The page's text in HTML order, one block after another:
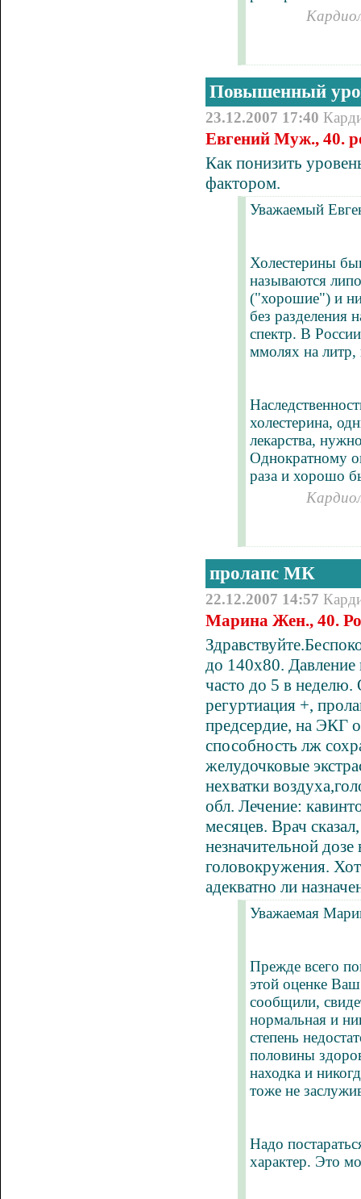
Повышенный
23.12.2007 17:40
Евгений Муж., 40.
Как понизить
фактором.
Уважаемый
Холестерины
называются
("хорошие") и
без разделения
спектр. В
ммолях на
холестерина,
лекарства,
Однократному
раза и хорошо
пролапс МК
22.12.2007 14:57
Марина Жен., 40.
до 140х80.
часто до 5 в неделю.
регуртиация +,
предсердие, на ЭКГ
способность лж
желудочковые
нехватки воздуха,
обл. Лечение:
месяцев. Врач
незначительной
головокружения.
адекватно ли
Уважаемая
Прежде всего
этой оценке
сообщили,
нормальная и
степень
половины
находка и
тоже не
Надо
характер. Это